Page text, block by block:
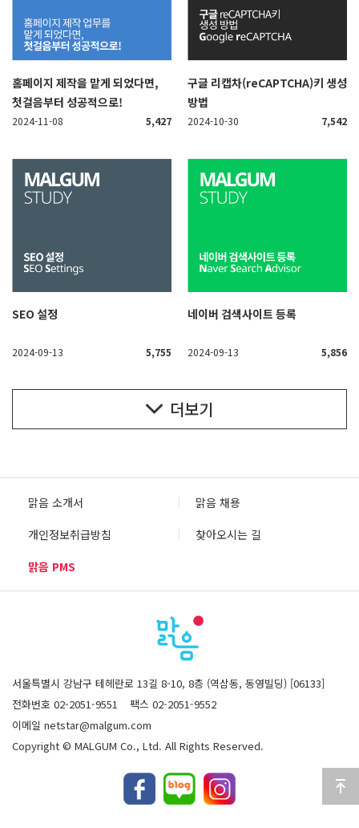
홈페이지 제작을 맡게 되었다면,
첫걸음부터 성공적으로!
2024-11-08 5,427
구글 리캡차(reCAPTCHA)키 생성
방법
2024-10-30 7,542
SEO 설정
2024-09-13 5,755
네이버 검색사이트 등록
2024-09-13 5,856
더보기
맑음 소개서
맑음 채용
개인정보취급방침
찾아오시는 길
맑음 PMS
서울특별시 강남구 테헤란로 13길 8-10, 8층 (역삼동, 동영빌딩) [06133]
전화번호 02-2051-9551
팩스 02-2051-9552
이메일 netstar@malgum.com
Copyright © MALGUM Co., Ltd. All Rights Reserved.